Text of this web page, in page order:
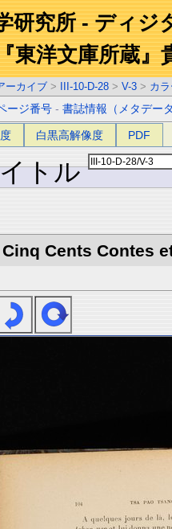
研究所 - ディジ
東洋文庫所蔵』
ーカイブ > III-10-D-28 > V-3 > カ
ージ番号 -書誌情報（メタデー
白黒高解像度 PDF
トル
Cinq Cents Contes